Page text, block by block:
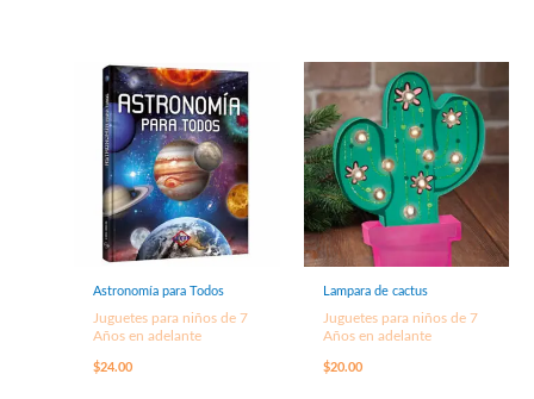
Astronomía para Todos
Juguetes para niños de 7
Años en adelante
$24.00
Lampara de cactus
Juguetes para niños de 7
Años en adelante
$20.00